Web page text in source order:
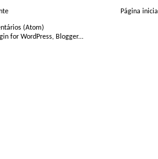
Página inicial
(Atom)